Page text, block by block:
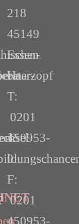
218
45149
Essen-
Haarzopf
T:
0201
450953-
0
F:
0201
450953-